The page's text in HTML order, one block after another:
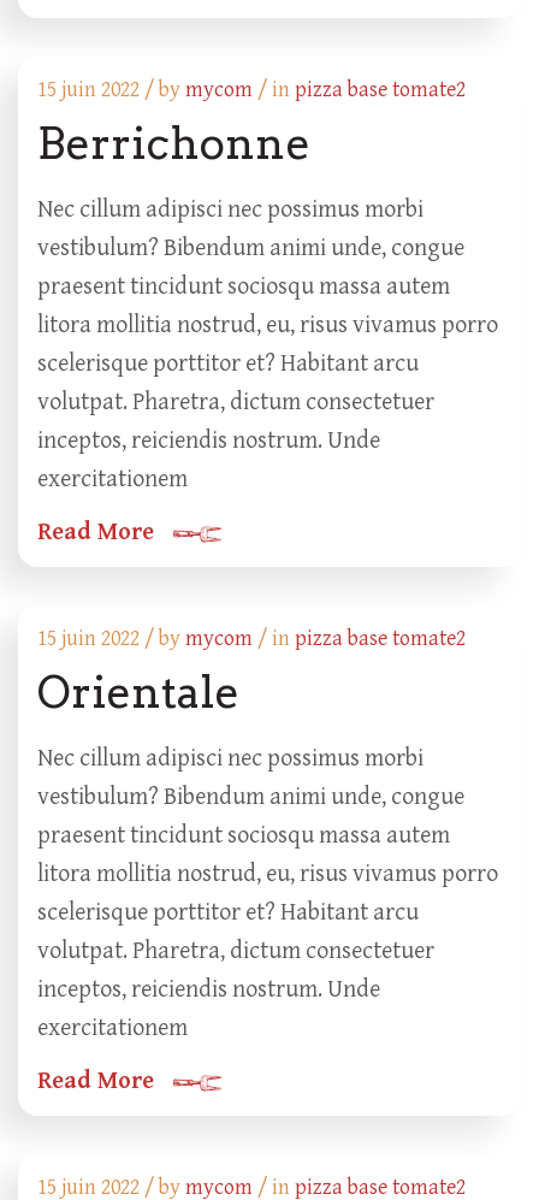
15 juin 2022 /bymycom / inpizza base tomate2
Berrichonne
Nec cillum adipisci nec possimus morbi
vestibulum? Bibendum animi unde, congue
praesent tincidunt sociosqu massa autem
litora mollitia nostrud, eu, risus vivamus porro
scelerisque porttitor et? Habitant arcu
volutpat. Pharetra, dictum consectetuer
inceptos, reiciendis nostrum. Unde
exercitationem
Read More
15 juin 2022 /bymycom / inpizza base tomate2
Orientale
Nec cillum adipisci nec possimus morbi
vestibulum? Bibendum animi unde, congue
praesent tincidunt sociosqu massa autem
litora mollitia nostrud, eu, risus vivamus porro
scelerisque porttitor et? Habitant arcu
volutpat. Pharetra, dictum consectetuer
inceptos, reiciendis nostrum. Unde
exercitationem
Read More
15 juin 2022 /bymycom / inpizza base tomate2